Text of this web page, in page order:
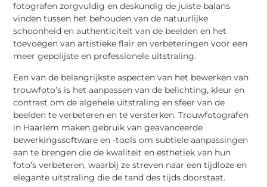
fotografen zorgvuldig en deskundig de juiste balans
vinden tussen het behouden van de natuurlijke
schoonheid en authenticiteit van de beelden en het
toevoegen van artistieke flair en verbeteringen voor een
meer gepolijste en professionele uitstraling.
Een van de belangrijkste aspecten van het bewerken van
trouwfoto’s is het aanpassen van de belichting, kleur en
contrast om de algehele uitstraling en sfeer van de
beelden te verbeteren en te versterken. Trouwfotografen
in Haarlem maken gebruik van geavanceerde
bewerkingssoftware en -tools om subtiele aanpassingen
aan te brengen die de kwaliteit en esthetiek van hun
foto’s verbeteren, waarbij ze streven naar een tijdloze en
elegante uitstraling die de tand des tijds doorstaat.